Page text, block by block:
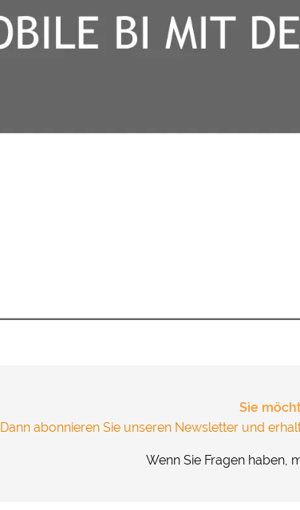
Sie
Dann abonnieren Sie unseren Newsletter und
Wenn Sie Fragen haben,
Website einsetzen. Dabei